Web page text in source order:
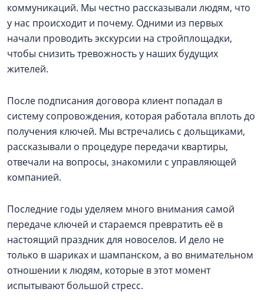
коммуникаций. Мы честно рассказывали людям, что
у нас происходит и почему. Одними из первых
начали проводить экскурсии на стройплощадки,
чтобы снизить тревожность у наших будущих
жителей.
После подписания договора клиент попадал в
систему сопровождения, которая работала вплоть до
получения ключей. Мы встречались с дольщиками,
рассказывали о процедуре передачи квартиры,
отвечали на вопросы, знакомили с управляющей
компанией.
Последние годы уделяем много внимания самой
передаче ключей и стараемся превратить её в
настоящий праздник для новоселов. И дело не
только в шариках и шампанском, а во внимательном
отношении к людям, которые в этот момент
испытывают большой стресс.